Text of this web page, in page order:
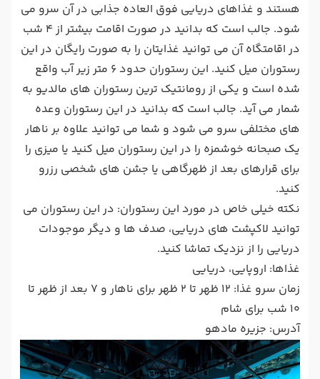
هستند و غذاهای دریایی فوق العاده جذابی در آن سرو می
شود. جالب است که بدانید در صورت اقامت بیشتر از 4 شب
در اقامتگاه آن می توانید غذایتان را به صورت رایگان در این
رستوران میل کنید. این رستوران حدود 6 متر زیر آب واقع
شده است و یکی از رومانتیک ترین رستوران های مالدیو به
شمار می آید. جالب است که بدانید در این رستوران وعده
های مختلفی سرو می شود و شما می توانید علاوه بر ناهار
یک صبحانه خوشمزه را در این رستوران میل کنید یا میزی را
برای قرارهای بعد از ظهرگاهی یا جشن های شخصی رزرو
کنید.
نکته خیلی خاص در مورد این رستوران: در این رستوران می
توانید لاکپشت های دریایی، صدف ها و دیگر موجودات
دریایی را از نزدیک تماشا کنید.
غذاها: اروپایی، دریایی
زمان سرو غذا: 12 ظهر تا 2 ظهر برای ناهار و 7 بعد از ظهر تا
10 شب برای شام
آدرس: جزیره مادهو